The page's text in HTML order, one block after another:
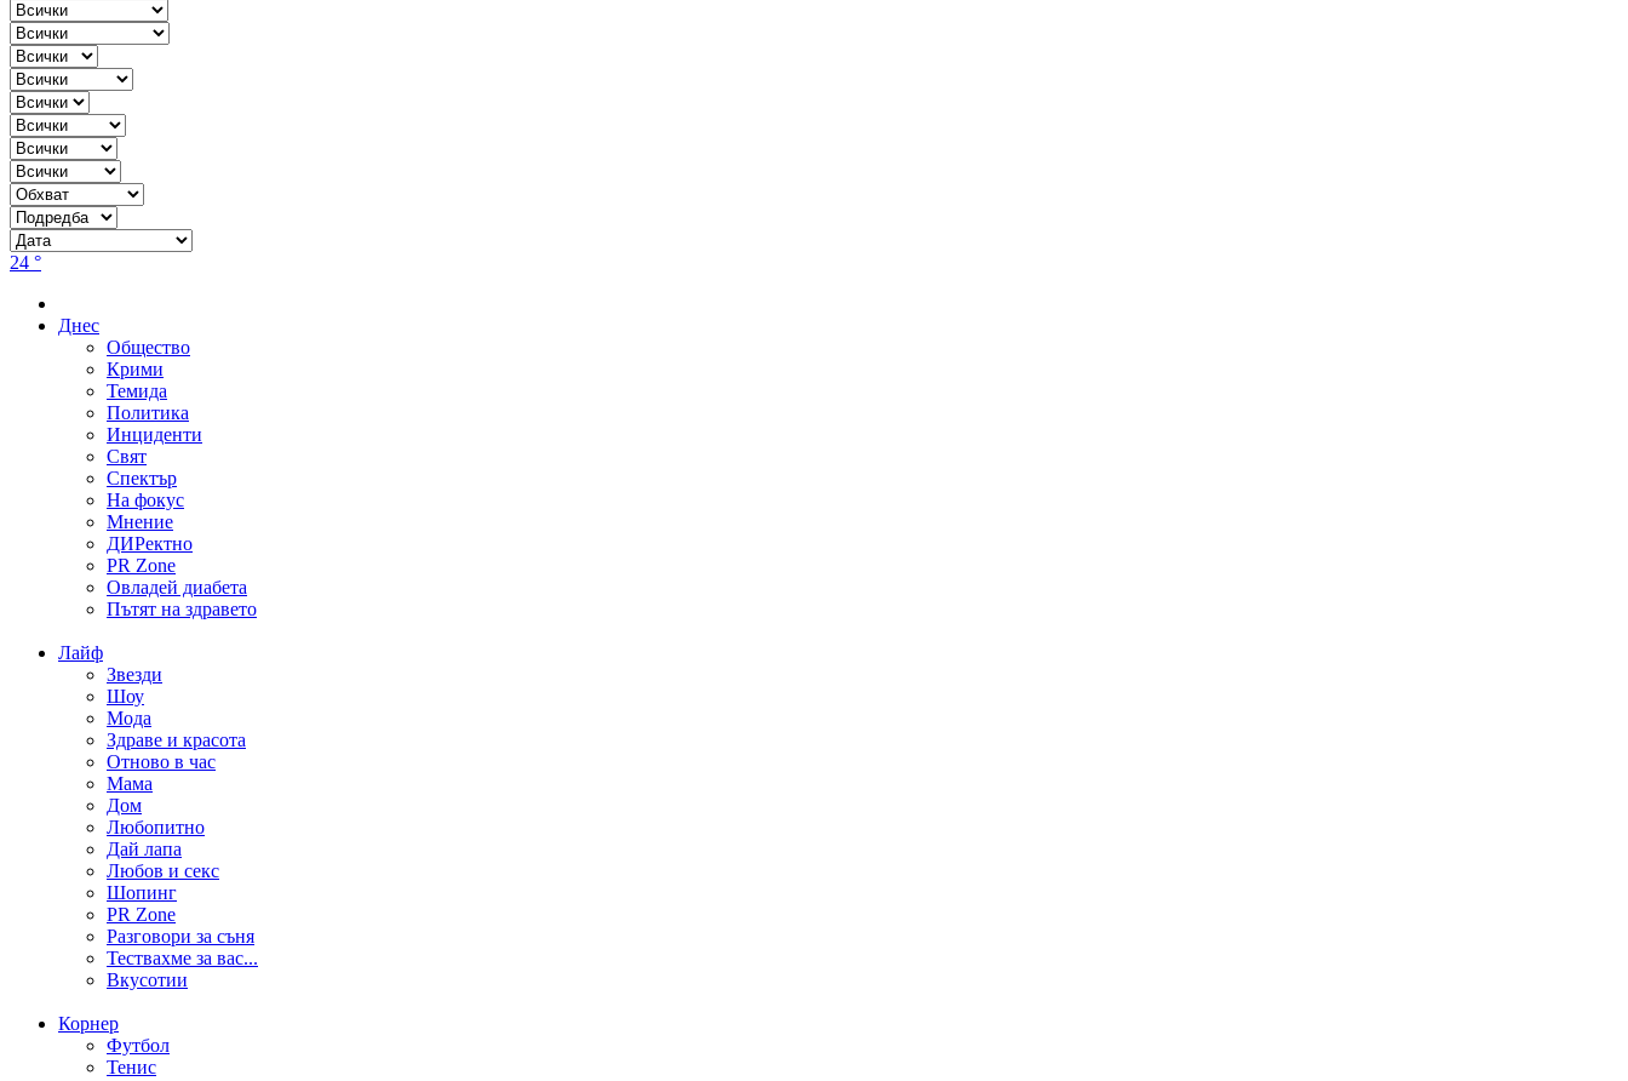
24 °
Днес
Общество
Крими
Темида
Политика
Инциденти
Свят
Спектър
На фокус
Мнение
ДИРектно
PR Zone
Овладей диабета
Пътят на здравето
Лайф
Звезди
Шоу
Мода
Здраве и красота
Отново в час
Мама
Дом
Любопитно
Дай лапа
Любов и секс
Шопинг
PR Zone
Разговори за съня
Тествахме за вас...
Вкусотии
Корнер
Футбол
Тенис